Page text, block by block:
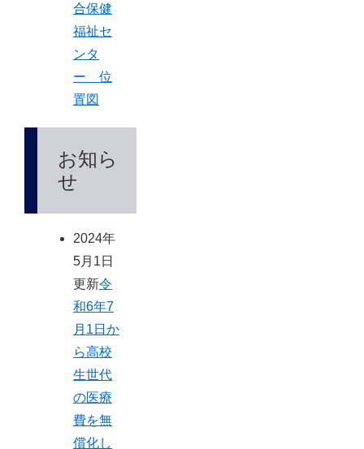
合保健
福祉セ
ンタ
ー 位
置図
お知ら
せ
2024年
5月1日
更新令
和6年7
月1日か
ら高校
生世代
の医療
費を無
償化し